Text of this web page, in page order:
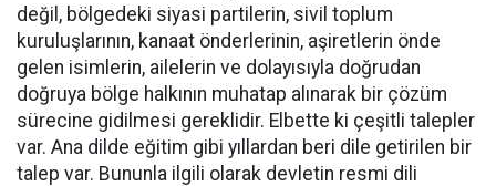
değil, bölgedeki siyasi partilerin, sivil toplum
kuruluşlarının, kanaat önderlerinin, aşiretlerin önde
gelen isimlerin, ailelerin ve dolayısıyla doğrudan
doğruya bölge halkının muhatap alınarak bir çözüm
sürecine gidilmesi gereklidir. Elbette ki çeşitli talepler
var. Ana dilde eğitim gibi yıllardan beri dile getirilen bir
talep var. Bununla ilgili olarak devletin resmi dili